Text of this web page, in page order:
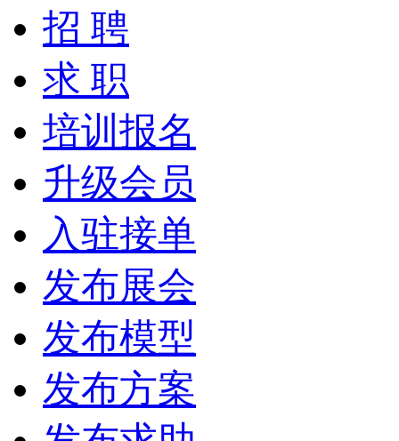
招 聘
求 职
培训报名
升级会员
入驻接单
发布展会
发布模型
发布方案